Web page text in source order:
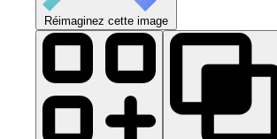
Réimaginez cette image